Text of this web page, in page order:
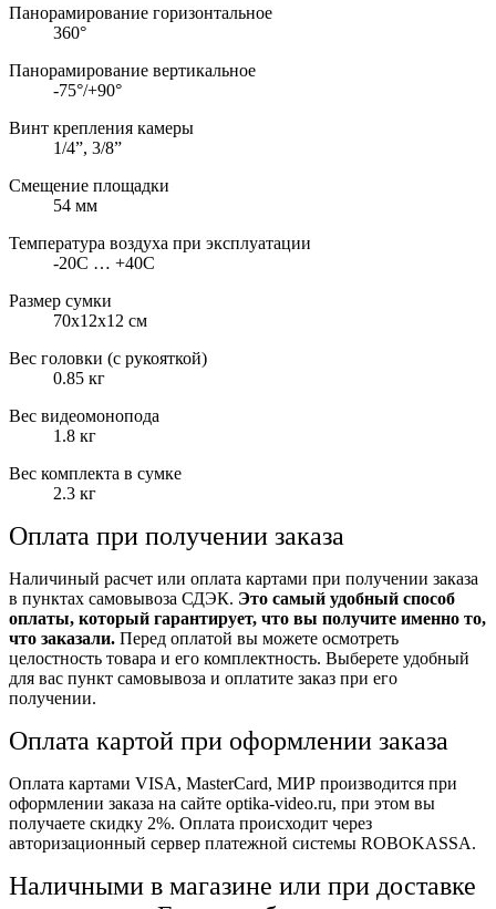
Панорамирование горизонтальное
360°
Панорамирование вертикальное
-75°/+90°
Винт крепления камеры
1/4”, 3/8”
Смещение площадки
54 мм
Температура воздуха при эксплуатации
-20С … +40С
Размер сумки
70х12х12 см
Вес головки (с рукояткой)
0.85 кг
Вес видеомонопода
1.8 кг
Вес комплекта в сумке
2.3 кг
Оплата при получении заказа
Наличиный расчет или оплата картами при получении заказа
в пунктах самовывоза СДЭК. Это самый удобный способ
оплаты, который гарантирует, что вы получите именно то,
что заказали. Перед оплатой вы можете осмотреть
целостность товара и его комплектность. Выберете удобный
для вас пункт самовывоза и оплатите заказ при его
получении.
Оплата картой при оформлении заказа
Оплата картами VISA, MasterCard, МИР производится при
оформлении заказа на сайте optika-video.ru, при этом вы
получаете скидку 2%. Оплата происходит через
авторизационный сервер платежной системы ROBOKASSA.
Наличными в магазине или при доставке